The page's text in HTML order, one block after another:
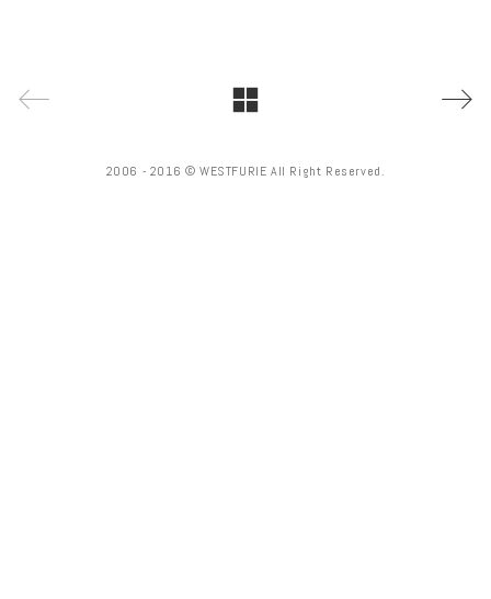
2006 - 2016 © WESTFURIE All Right Reserved.